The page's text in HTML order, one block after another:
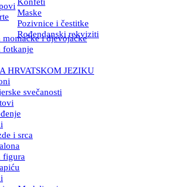
Maske
Pozivnice i čestitke
i djevojačke
Rođendanski rekviziti
fotkanje
HRVATSKOM JEZIKU
svečanosti
i srca
figura